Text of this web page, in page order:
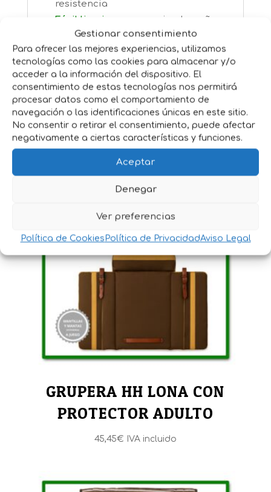
Gestionar consentimiento
Para ofrecer las mejores experiencias, utilizamos
tecnologías como las cookies para almacenar y/o
acceder a la información del dispositivo. El
consentimiento de estas tecnologías nos permitirá
procesar datos como el comportamiento de
navegación o las identificaciones únicas en este sitio.
No consentir o retirar el consentimiento, puede afectar
negativamente a ciertas características y funciones.
Aceptar
Denegar
Ver preferencias
Política de Cookies Política de PrivacidadAviso Legal
resistencia
Fácil limpieza
con un simple paño
húmedo
Compatible consillas de doma y
uso general
Hueco en la cruzpara salvacruz
Ideal para uso diario en
entrenamiento o trabajo
Productos relacionados
GRUPERA HH LONA CON
PROTECTOR ADULTO
45,45€ IVA incluido